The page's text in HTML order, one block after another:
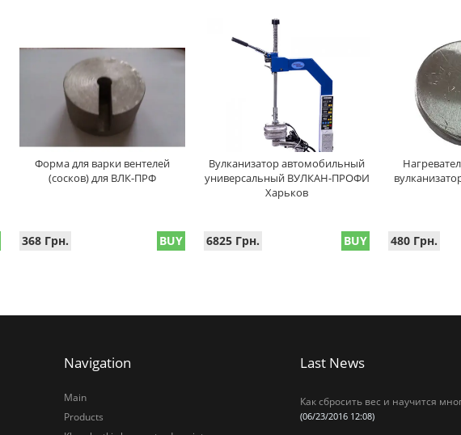
Форма для варки вентелей
(сосков) для ВЛК-ПРФ
368 Грн. BUY
Вулканизатор автомобильный
универсальный ВУЛКАН-ПРОФИ
Харьков
6825 Грн. BUY 480 Грн.
Navigation
Main
Products
Last News
Как сбросить вес и научится
(06/23/2016 12:08)